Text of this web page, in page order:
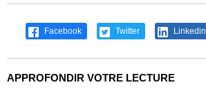
Facebook Twitter Linkedin
APPROFONDIR VOTRE LECTURE